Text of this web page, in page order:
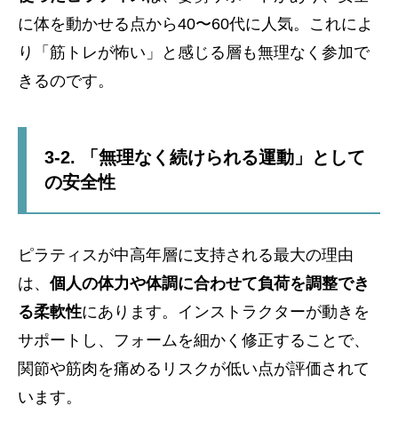
に体を動かせる点から40〜60代に人気。これによ
り「筋トレが怖い」と感じる層も無理なく参加で
きるのです。
3-2. 「無理なく続けられる運動」として
の安全性
ピラティスが中高年層に支持される最大の理由
は、 個人の体力や体調に合わせて負荷を調整でき
る柔軟性にあります。インストラクターが動きを
サポートし、フォームを細かく修正することで、
関節や筋肉を痛めるリスクが低い点が評価されて
います。